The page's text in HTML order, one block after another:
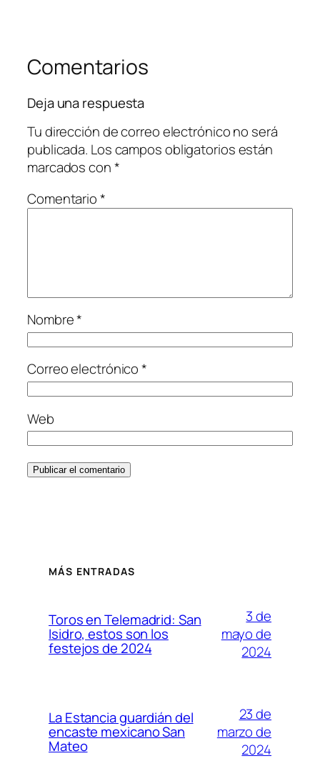
Comentarios
Deja una respuesta
Tu dirección de correo electrónico no será
publicada. Los campos obligatorios están
marcados con*
Comentario*
Nombre*
Correo electrónico*
Web
MÁS ENTRADAS
Toros en Telemadrid: San
Isidro, estos son los
festejos de 2024
3 de
mayo de
2024
La Estancia guardián del
encaste mexicano San
Mateo
23 de
marzo de
2024